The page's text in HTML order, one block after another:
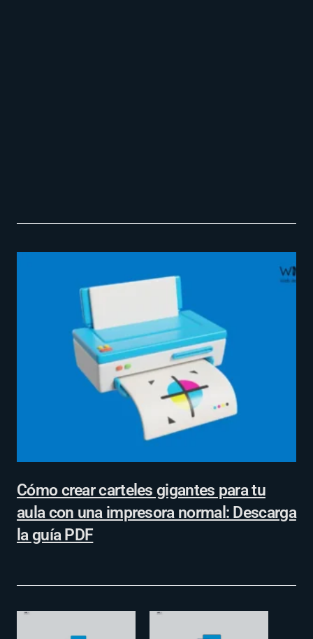
Cómo crear carteles gigantes para tu
aula con una impresora normal: Descarga
la guía PDF